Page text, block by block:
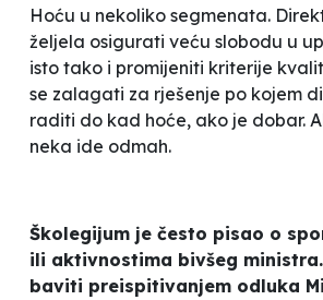
Hoću u nekoliko segmenata.
željela osigurati veću slobodu u
isto tako i promijeniti kriterije
se zalagati za rješenje po kojem
raditi do kad hoće, ako je dobar.
neka ide odmah.
Školegijum je često pisao o
ili aktivnostima bivšeg
baviti preispitivanjem odluka